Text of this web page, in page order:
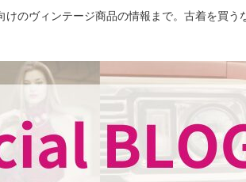
のヴィンテージ商品の情報まで。古着を買う